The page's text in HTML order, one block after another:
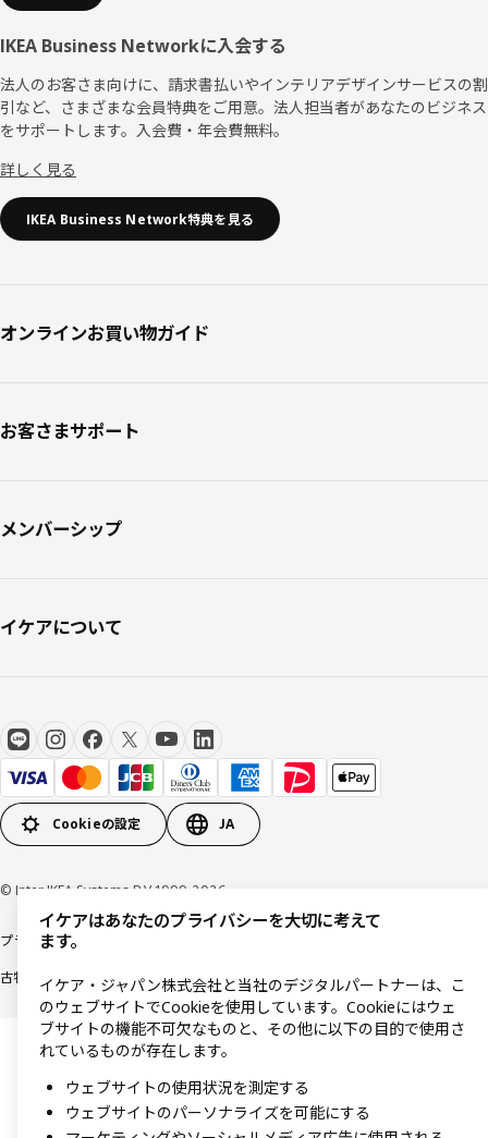
IKEA Business Networkに入会する
法人のお客さま向けに、請求書払いやインテリアデザインサービスの割
引など、さまざまな会員特典をご用意。法人担当者があなたのビジネス
をサポートします。入会費・年会費無料。
詳しく見る
IKEA Business Network特典を見る
オンラインお買い物ガイド
お客さまサポート
メンバーシップ
イケアについて
Cookieの設定 JA
© Inter IKEA Systems B.V 1999-2026
プライバシーポリシー
古物営業法に基づく表記
イケアはあなたのプライバシーを大切に考えて
ます。
イケア・ジャパン株式会社と当社のデジタルパートナーは、こ
のウェブサイトでCookieを使用しています。Cookieにはウェ
ブサイトの機能不可欠なものと、その他に以下の目的で使用さ
れているものが存在します。
ウェブサイトの使用状況を測定する
ウェブサイトのパーソナライズを可能にする